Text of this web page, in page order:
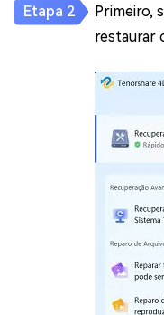
Primeiro,
restaurar